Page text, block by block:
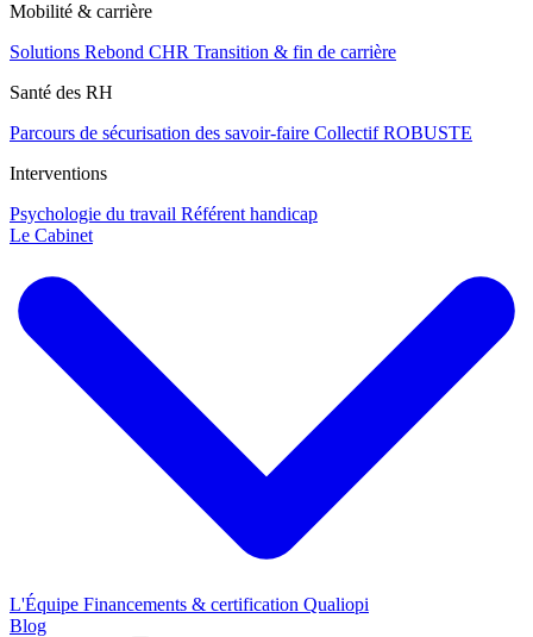
Mobilité & carrière
Solutions Rebond CHR Transition & fin de carrière
Santé des RH
Parcours de sécurisation des savoir-faire Collectif ROBUSTE
Interventions
Psychologie du travail Référent handicap
Le Cabinet
L'Équipe Financements & certification Qualiopi
Blog